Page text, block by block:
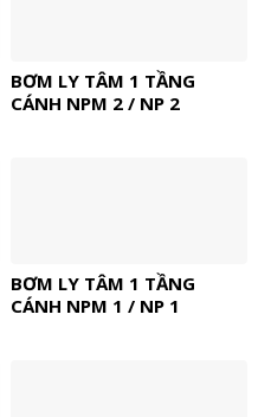
BƠM LY TÂM 1 TẦNG
CÁNH NPM 2 / NP 2
BƠM LY TÂM 1 TẦNG
CÁNH NPM 1 / NP 1